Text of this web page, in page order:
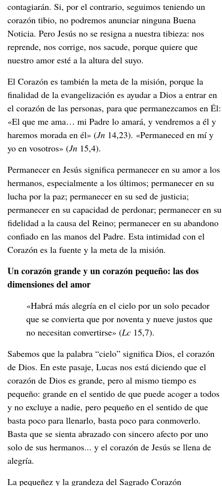
contagiarán. Si, por el contrario, seguimos teniendo un
corazón tibio, no podremos anunciar ninguna Buena
Noticia. Pero Jesús no se resigna a nuestra tibieza: nos
reprende, nos corrige, nos sacude, porque quiere que
nuestro amor esté a la altura del suyo.
El Corazón es también la meta de la misión, porque la
finalidad de la evangelización es ayudar a Dios a entrar en
el corazón de las personas, para que permanezcamos en Él:
«El que me ama… mi Padre lo amará, y vendremos a él y
haremos morada en él» (Jn 14,23). «Permaneced en mí y
yo en vosotros» (Jn 15,4).
Permanecer en Jesús significa permanecer en su amor a los
hermanos, especialmente a los últimos; permanecer en su
lucha por la paz; permanecer en su sed de justicia;
permanecer en su capacidad de perdonar; permanecer en su
fidelidad a la causa del Reino; permanecer en su abandono
confiado en las manos del Padre. Esta intimidad con el
Corazón es la fuente y la meta de la misión.
Un corazón grande y un corazón pequeño: las dos
dimensiones del amor
«Habrá más alegría en el cielo por un solo pecador
que se convierta que por noventa y nueve justos que
no necesitan convertirse» (Lc 15,7).
Sabemos que la palabra “cielo” significa Dios, el corazón
de Dios. En este pasaje, Lucas nos está diciendo que el
corazón de Dios es grande, pero al mismo tiempo es
pequeño: grande en el sentido de que puede acoger a todos
y no excluye a nadie, pero pequeño en el sentido de que
basta poco para llenarlo, basta poco para conmoverlo.
Basta que se sienta abrazado con sincero afecto por uno
solo de sus hermanos... y el corazón de Jesús se llena de
alegría.
La pequeñez y la grandeza del Sagrado Corazón